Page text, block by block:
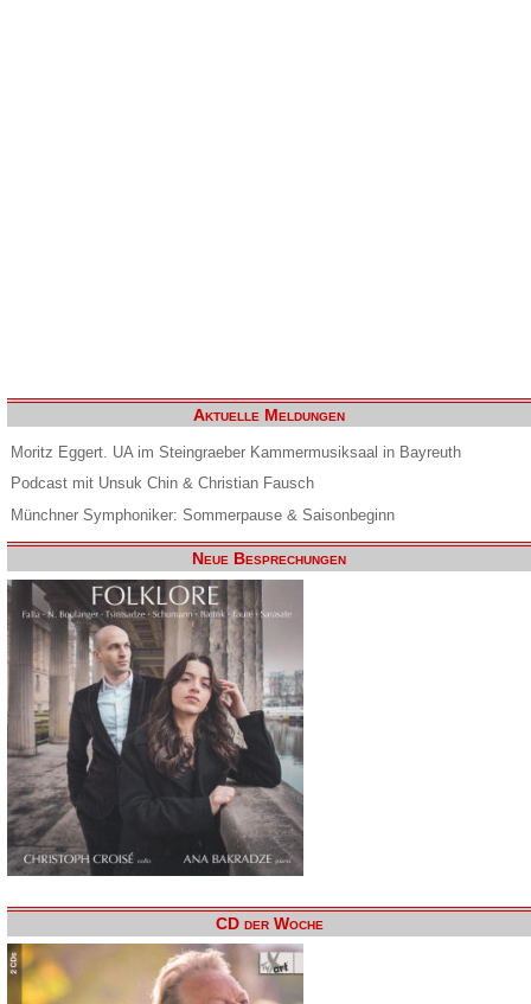
Aktuelle Meldungen
Moritz Eggert. UA im Steingraeber Kammermusiksaal in Bayreuth
Podcast mit Unsuk Chin & Christian Fausch
Münchner Symphoniker: Sommerpause & Saisonbeginn
Neue Besprechungen
CD der Woche